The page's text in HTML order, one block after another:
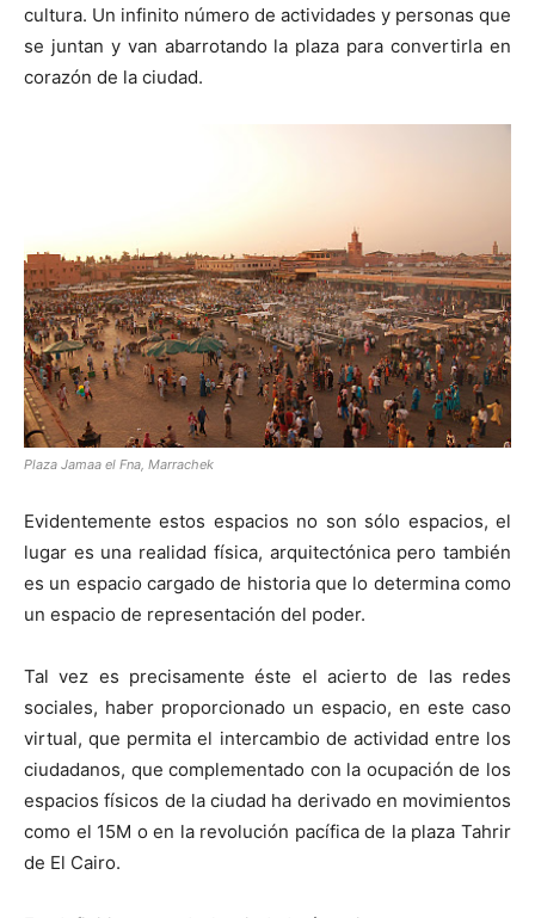
cultura. Un infinito número de actividades y personas que
se juntan y van abarrotando la plaza para convertirla en
corazón de la ciudad.
Plaza Jamaa el Fna, Marrachek
Evidentemente estos espacios no son sólo espacios, el
lugar es una realidad física, arquitectónica pero también
es un espacio cargado de historia que lo determina como
un espacio de representación del poder.
Tal vez es precisamente éste el acierto de las redes
sociales, haber proporcionado un espacio, en este caso
virtual, que permita el intercambio de actividad entre los
ciudadanos, que complementado con la ocupación de los
espacios físicos de la ciudad ha derivado en movimientos
como el 15M o en la revolución pacífica de la plaza Tahrir
de El Cairo.